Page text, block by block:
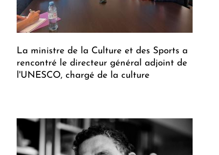
La ministre de la Culture et des Sports a
rencontré le directeur général adjoint de
l'UNESCO, chargé de la culture